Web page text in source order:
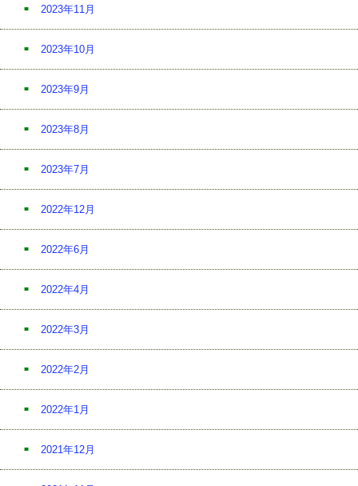
2023年11月
2023年10月
2023年9月
2023年8月
2023年7月
2022年12月
2022年6月
2022年4月
2022年3月
2022年2月
2022年1月
2021年12月